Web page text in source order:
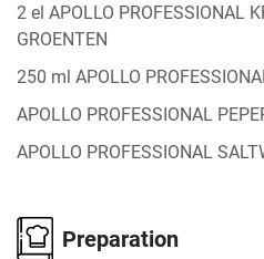
2 el APOLLO PROFESSIONAL
GROENTEN
250 ml APOLLO
APOLLO PROFESSIONAL
APOLLO PROFESSIONAL
Preparation